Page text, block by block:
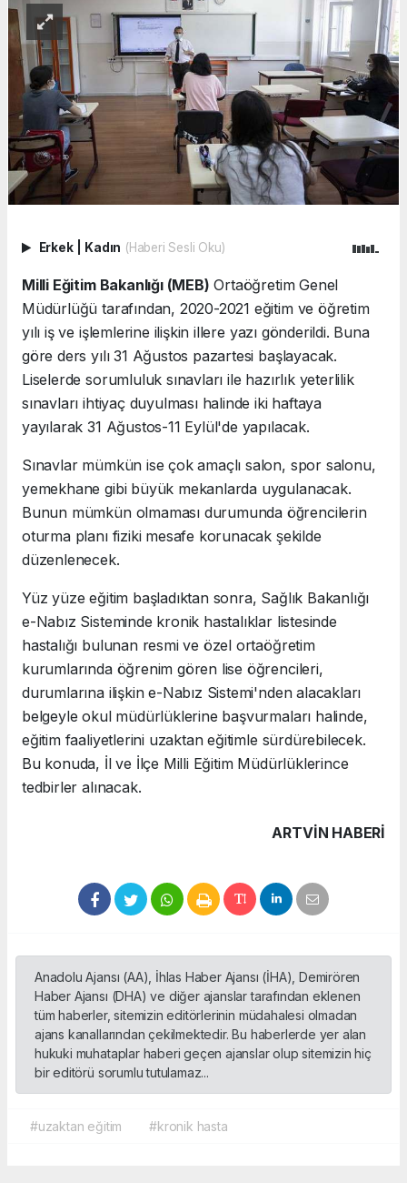
Erkek Kadın (Haberi Sesli Oku)
Milli Eğitim Bakanlığı (MEB) Ortaöğretim Genel
Müdürlüğü tarafından, 2020-2021 eğitim ve öğretim
yılı iş ve işlemlerine ilişkin illere yazı gönderildi. Buna
göre ders yılı 31 Ağustos pazartesi başlayacak.
Liselerde sorumluluk sınavları ile hazırlık yeterlilik
sınavları ihtiyaç duyulması halinde iki haftaya
yayılarak 31 Ağustos-11 Eylül'de yapılacak.
Sınavlar mümkün ise çok amaçlı salon, spor salonu,
yemekhane gibi büyük mekanlarda uygulanacak.
Bunun mümkün olmaması durumunda öğrencilerin
oturma planı fiziki mesafe korunacak şekilde
düzenlenecek.
Yüz yüze eğitim başladıktan sonra, Sağlık Bakanlığı
e-Nabız Sisteminde kronik hastalıklar listesinde
hastalığı bulunan resmi ve özel ortaöğretim
kurumlarında öğrenim gören lise öğrencileri,
durumlarına ilişkin e-Nabız Sistemi'nden alacakları
belgeyle okul müdürlüklerine başvurmaları halinde,
eğitim faaliyetlerini uzaktan eğitimle sürdürebilecek.
Bu konuda, İl ve İlçe Milli Eğitim Müdürlüklerince
tedbirler alınacak.
ARTVIN HABERİ
Anadolu Ajansı (AA), İhlas Haber Ajansı (İHA), Demirören
Haber Ajansı (DHA) ve diğer ajanslar tarafından eklenen
tüm haberler, sitemizin editörlerinin müdahalesi olmadan
ajans kanallarından çekilmektedir. Bu haberlerde yer alan
hukuki muhataplar haberi geçen ajanslar olup sitemizin hiç
bir editörü sorumlu tutulamaz...
#uzaktan eğitim #kronik hasta